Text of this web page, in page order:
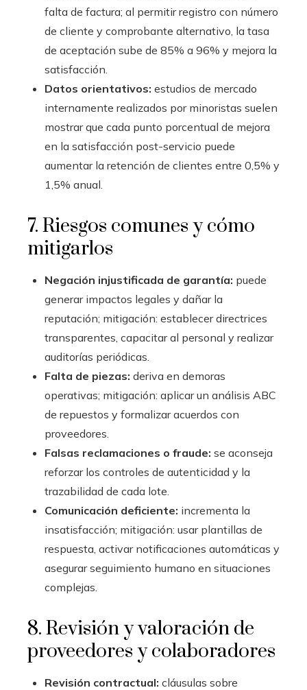
falta de factura; al permitir registro con número
de cliente y comprobante alternativo, la tasa
de aceptación sube de 85% a 96% y mejora la
satisfacción.
Datos orientativos: estudios de mercado
internamente realizados por minoristas suelen
mostrar que cada punto porcentual de mejora
en la satisfacción post-servicio puede
aumentar la retención de clientes entre 0,5% y
1,5% anual.
7. Riesgos comunes y cómo
mitigarlos
Negación injustificada de garantía: puede
generar impactos legales y dañar la
reputación; mitigación: establecer directrices
transparentes, capacitar al personal y realizar
auditorías periódicas.
Falta de piezas: deriva en demoras
operativas; mitigación: aplicar un análisis ABC
de repuestos y formalizar acuerdos con
proveedores.
Falsas reclamaciones o fraude: se aconseja
reforzar los controles de autenticidad y la
trazabilidad de cada lote.
Comunicación deficiente: incrementa la
insatisfacción; mitigación: usar plantillas de
respuesta, activar notificaciones automáticas y
asegurar seguimiento humano en situaciones
complejas.
8. Revisión y valoración de
proveedores y colaboradores
Revisión contractual: cláusulas sobre